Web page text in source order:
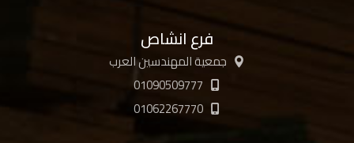
فرع انشاص
جمعية المهندسين العرب
01090509777
01062267770